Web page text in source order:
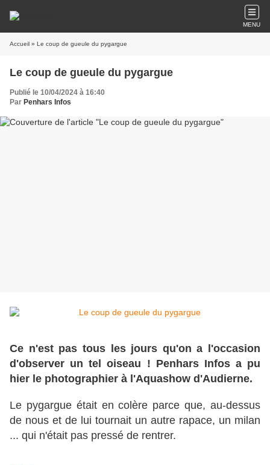
MENU
Accueil » Le coup de gueule du pygargue
Le coup de gueule du pygargue
Publié le 10/04/2024 à 16:40
Par Penhars Infos
Ce n'est pas tous les jours qu'on a l'occasion
d'observer un tel oiseau ! Penhars Infos a pu
hier le photographier à l'Aquashow d'Audierne.
Le pygargue était en colère parce que, au-dessus
de nous et de lui tournait un autre rapace, un milan
... qui n'était pas pressé de rentrer.